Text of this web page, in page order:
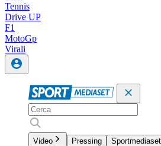
Tennis
Drive UP
F1
MotoGp
Virali
Video Pressing